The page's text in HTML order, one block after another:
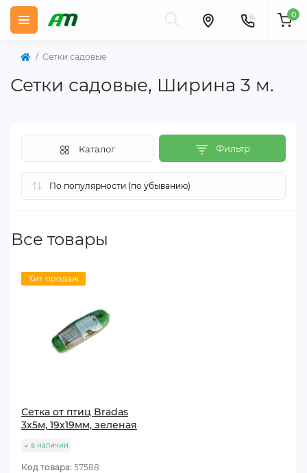
0
Сетки садовые
Сетки садовые, Ширина 3 м.
Фильтр
Каталог
Все товары
Хит продаж
Сетка от птиц Bradas
3х5м, 19х19мм, зеленая
в наличии
Код товара: 57588